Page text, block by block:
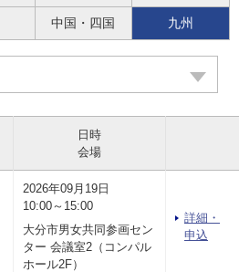
中国・四国 九州
日時
会場
2026年09月19日
10:00～15:00
大分市男女共同参画セン
ター 会議室2（コンパル
ホール2F）
詳細・
申込